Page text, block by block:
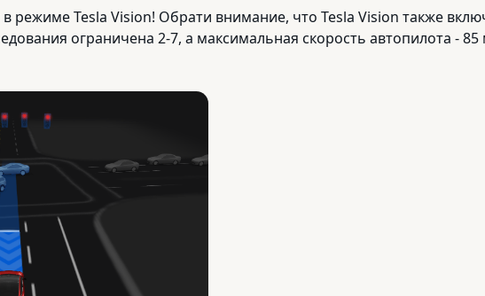
режиме Tesla Vision! Обрати внимание, что Tesla Vision также
ограничена 2-7, а максимальная скорость автопилота -